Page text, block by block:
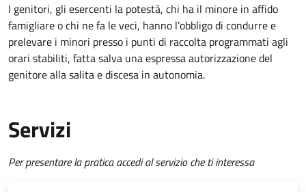
I genitori, gli esercenti la potestà, chi ha il minore in affido
famigliare o chi ne fa le veci, hanno l’obbligo di condurre e
prelevare i minori presso i punti di raccolta programmati agli
orari stabiliti, fatta salva una espressa autorizzazione del
genitore alla salita e discesa in autonomia.
Servizi
Per presentare la pratica accedi al servizio che ti interessa